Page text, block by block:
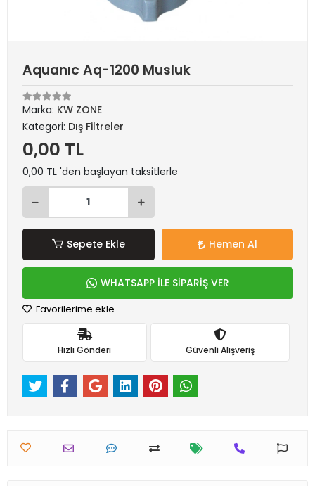
Aquanıc Aq-1200 Musluk
Marka: KW ZONE
Kategori: Dış Filtreler
0,00 TL
0,00 TL 'den başlayan taksitlerle
Sepete Ekle Hemen Al
WHATSAPP İLE SİPARİŞ VER
Favorilerime ekle
Hızlı Gönderi Güvenli Alışveriş